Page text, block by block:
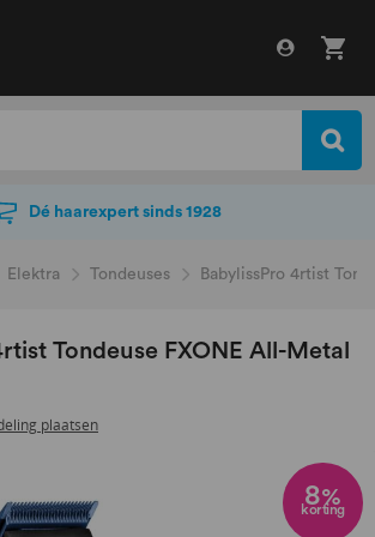
Dé haarexpert sinds 1928
Elektra Tondeuses BabylissPro 4rtist
Tondeuse FXONE All-Metal
plaatsen
8%
korting